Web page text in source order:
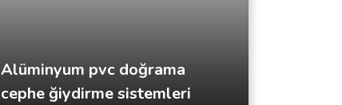
Alüminyum pvc doğrama
cephe ğiydirme sistemleri